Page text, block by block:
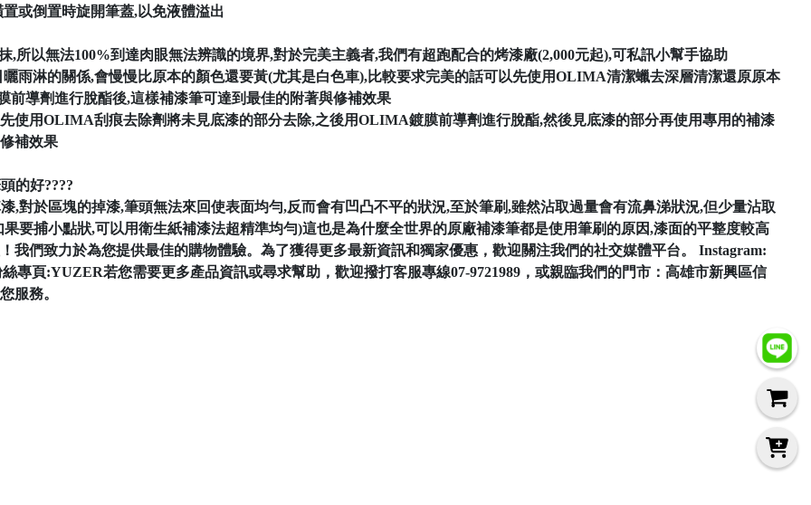
或倒置時旋開筆蓋,以免液體溢出
所以無法100%到達肉眼無法辨識的境界,對於完美主義者,我們有超跑配合的烤漆廠(2,000元起),可私訊小幫手協助
雨淋的關係,會慢慢比原本的顏色還要黃(尤其是白色車),比較要求完美的話可以先使用OLIMA清潔蠟去深層清潔還原原本
前導劑進行脫酯後,這樣補漆筆可達到最佳的附著與修補效果
使用OLIMA刮痕去除劑將未見底漆的部分去除,之後用OLIMA鍍膜前導劑進行脫酯,然後見底漆的部分再使用專用的補漆
補效果
的好????
,對於區塊的掉漆,筆頭無法來回使表面均勻,反而會有凹凸不平的狀況,至於筆刷,雖然沾取過量會有流鼻涕狀況,但少量沾取
要捕小點狀,可以用衛生紙補漆法超精準均勻)這也是為什麼全世界的原廠補漆筆都是使用筆刷的原因,漆面的平整度較高
我們致力於為您提供最佳的購物體驗。為了獲得更多最新資訊和獨家優惠，歡迎關注我們的社交媒體平台。 Instagram:
絲專頁:YUZER若您需要更多產品資訊或尋求幫助，歡迎撥打客服專線07-9721989，或親臨我們的門市：高雄市新興區信
服務。